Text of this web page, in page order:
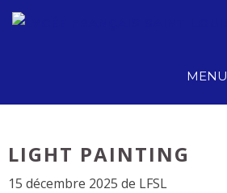
Aller
MENU
LIGHT PAINTING
15 décembre 2025 de LFSL